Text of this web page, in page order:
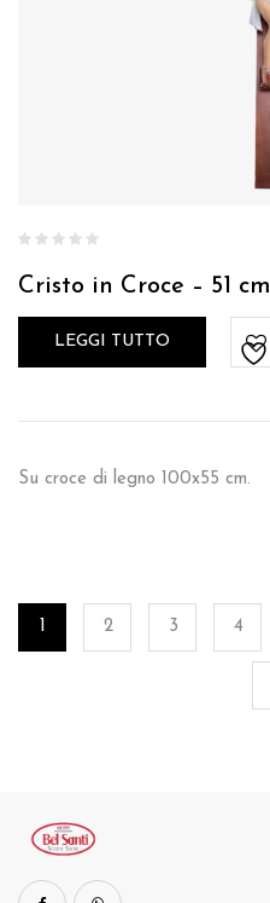
Cristo in Croce – 51 cm
LEGGI TUTTO
Su croce di legno 100x55 cm.
1 2 3 4